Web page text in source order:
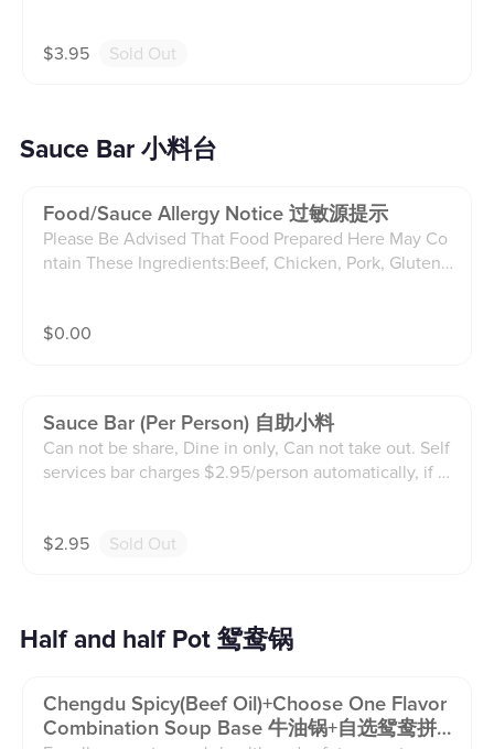
$3.95 Sold Out
Sauce Bar 小料台
Food/sauce Allergy Notice 过敏源提示
Please Be Advised That Food Prepared Here May Co
ntain These Ingredients:Beef, Chicken, Pork, Gluten,
gies or special reguirements, please let us know befo
大豆、花生、芝麻、坚果、鱼、软体动物和甲壳类。
如果您有任何过敏或特殊要求，请在点餐前告知我
们。
$0.00
Sauce Bar (per Person) 自助小料
Can not be share, Dine in only, Can not take out. Self
services bar charges $2.95/person automatically, if d
堂食，不可打包带走。请记得选择份数，如果遗漏，
$2.95 Sold Out
Half and half Pot 鸳鸯锅
Chengdu Spicy(beef Oil)+choose One Flavor
Combination Soup Base 牛油锅+自选鸳鸯拼